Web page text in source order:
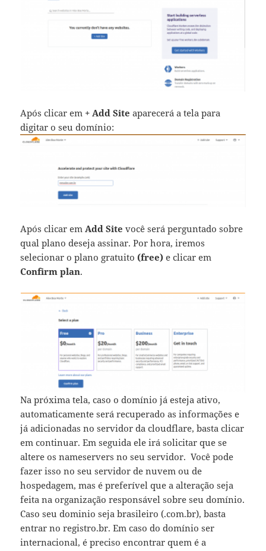
Após clicar em + Add Siteaparecerá a tela para
digitar o seu domínio:
Após clicar em Add Site você será perguntado sobre
qual plano deseja assinar. Por hora, iremos
selecionar o plano gratuito (free)e clicar em
Confirm plan.
Na próxima tela, caso o domínio já esteja ativo,
automaticamente será recuperado as informações e
já adicionadas no servidor da cloudflare, basta clicar
em continuar. Em seguida ele irá solicitar que se
altere os nameservers no seu servidor. Você pode
fazer isso no seu servidor de nuvem ou de
hospedagem, mas é preferível que a alteração seja
feita na organização responsável sobre seu domínio.
Caso seu dominio seja brasileiro (.com.br), basta
entrar no registro.br. Em caso do domínio ser
internacional, é preciso encontrar quem é a